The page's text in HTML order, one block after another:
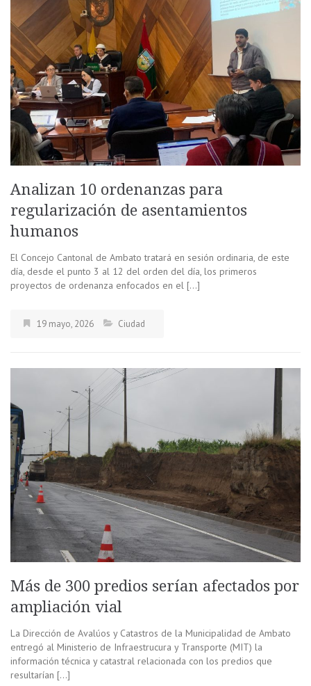
Analizan 10 ordenanzas para
regularización de asentamientos
humanos
El Concejo Cantonal de Ambato tratará en sesión ordinaria, de este
día, desde el punto 3 al 12 del orden del día, los primeros
proyectos de ordenanza enfocados en el […]
19 mayo, 2026 Ciudad
Más de 300 predios serían afectados por
ampliación vial
La Dirección de Avalúos y Catastros de la Municipalidad de Ambato
entregó al Ministerio de Infraestrucura y Transporte (MIT) la
información técnica y catastral relacionada con los predios que
resultarían […]